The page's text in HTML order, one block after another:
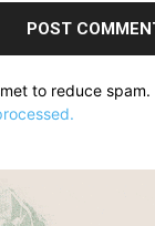
to reduce spam.